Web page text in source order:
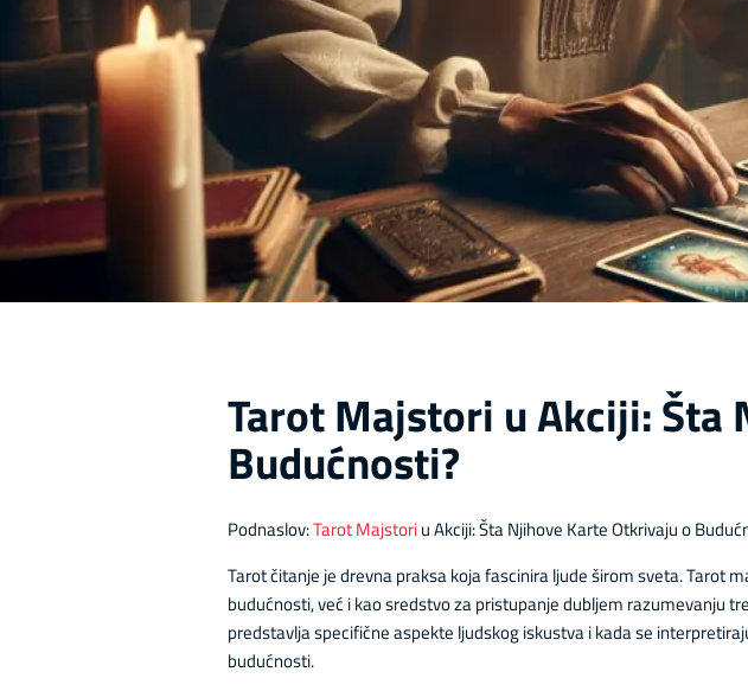
Tarot Majstori u Akciji: Šta
Budućnosti?
Podnaslov:Tarot Majstoriu Akciji: Šta Njihove Karte Otkrivaju o
Tarot čitanje je drevna praksa koja fascinira ljude širom sveta. Tarot
budućnosti, već i kao sredstvo za pristupanje dubljem razumevanju
predstavlja specifične aspekte ljudskog iskustva i kada se
budućnosti.